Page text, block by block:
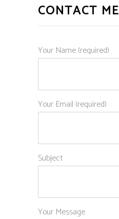
CONTACT ME
Your Name (required)
Your Email (required)
Subject
Your Message